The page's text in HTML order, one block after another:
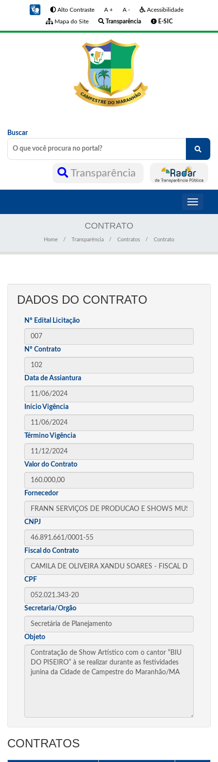
Alto Contraste A + A -
Acessibilidade
Mapa do Site
Transparência E-SIC
Buscar
Transparência
Toggle
CONTRATO
Home Transparência Contratos Contrato
DADOS DO CONTRATO
Nº Edital Licitação
Nº Contrato
Data de Assiantura
Início Vigência
Término Vigência
Valor do Contrato
Fornecedor
CNPJ
Fiscal do Contrato
CPF
Secretaria/Orgão
Objeto
CONTRATOS